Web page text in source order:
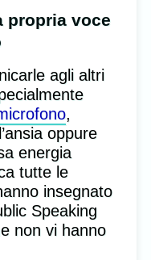
propria voce
agli altri
,
oppure
energia
tutte le
insegnato
Speaking
non vi hanno